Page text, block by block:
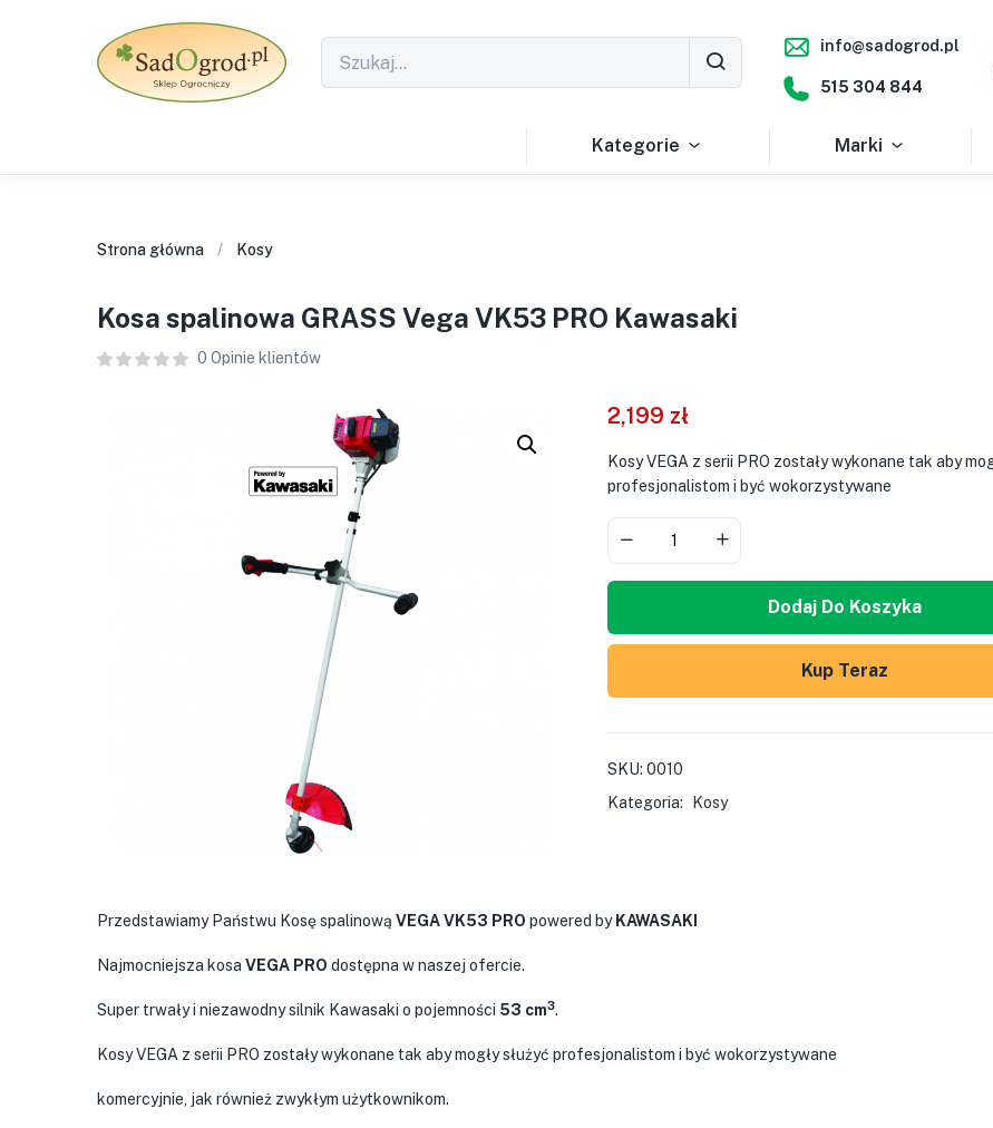
info@sadogrod.pl
515 304 844
Kategorie Marki
Strona główna Kosy
Kosa spalinowa GRASS Vega VK53 PRO Kawasaki
0 Opinie klientów
2,199 zł
Kosy VEGA z serii PRO zostały wykonane tak aby
profesjonalistom i być wokorzystywane
Dodaj Do Koszyka
Kup Teraz
SKU: 0010
Kategoria:
Kosy
Przedstawiamy Państwu Kosę spalinową VEGA VK53 PRO powered by KAWASAKI
Najmocniejsza kosa VEGA PRO dostępna w naszej ofercie.
Super trwały i niezawodny silnik Kawasaki o pojemności 53 cm3.
Kosy VEGA z serii PRO zostały wykonane tak aby mogły służyć profesjonalistom i być wokorzystywane
komercyjnie, jak również zwykłym użytkownikom.